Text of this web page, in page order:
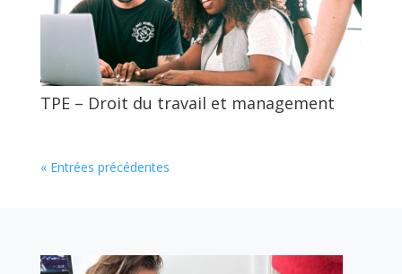
TPE – Droit du travail et management
« Entrées précédentes